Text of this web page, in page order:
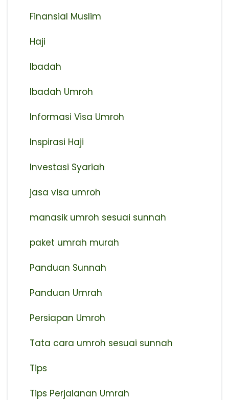
Finansial Muslim
Haji
Ibadah
Ibadah Umroh
Informasi Visa Umroh
Inspirasi Haji
Investasi Syariah
jasa visa umroh
manasik umroh sesuai sunnah
paket umrah murah
Panduan Sunnah
Panduan Umrah
Persiapan Umroh
Tata cara umroh sesuai sunnah
Tips
Tips Perjalanan Umrah